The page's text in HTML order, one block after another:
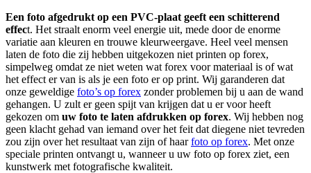
Een foto afgedrukt op een PVC-plaat geeft een schitterend
effect. Het straalt enorm veel energie uit, mede door de enorme
variatie aan kleuren en trouwe kleurweergave. Heel veel mensen
laten de foto die zij hebben uitgekozen niet printen op forex,
simpelweg omdat ze niet weten wat forex voor materiaal is of wat
het effect er van is als je een foto er op print. Wij garanderen dat
onze geweldige foto’s op forex zonder problemen bij u aan de wand
gehangen. U zult er geen spijt van krijgen dat u er voor heeft
gekozen om uw foto te laten afdrukken op forex. Wij hebben nog
geen klacht gehad van iemand over het feit dat diegene niet tevreden
zou zijn over het resultaat van zijn of haarfoto op forex. Met onze
speciale printen ontvangt u, wanneer u uw foto op forex ziet, een
kunstwerk met fotografische kwaliteit.